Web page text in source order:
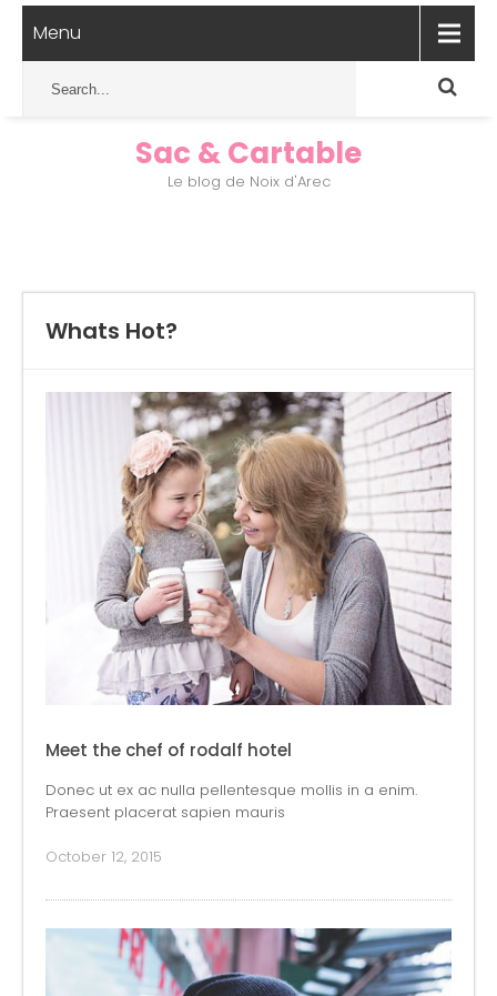
Menu
Sac & Cartable
Le blog de Noix d'Arec
Whats Hot?
Meet the chef of rodalf hotel
Donec ut ex ac nulla pellentesque mollis in a enim.
Praesent placerat sapien mauris
October 12, 2015